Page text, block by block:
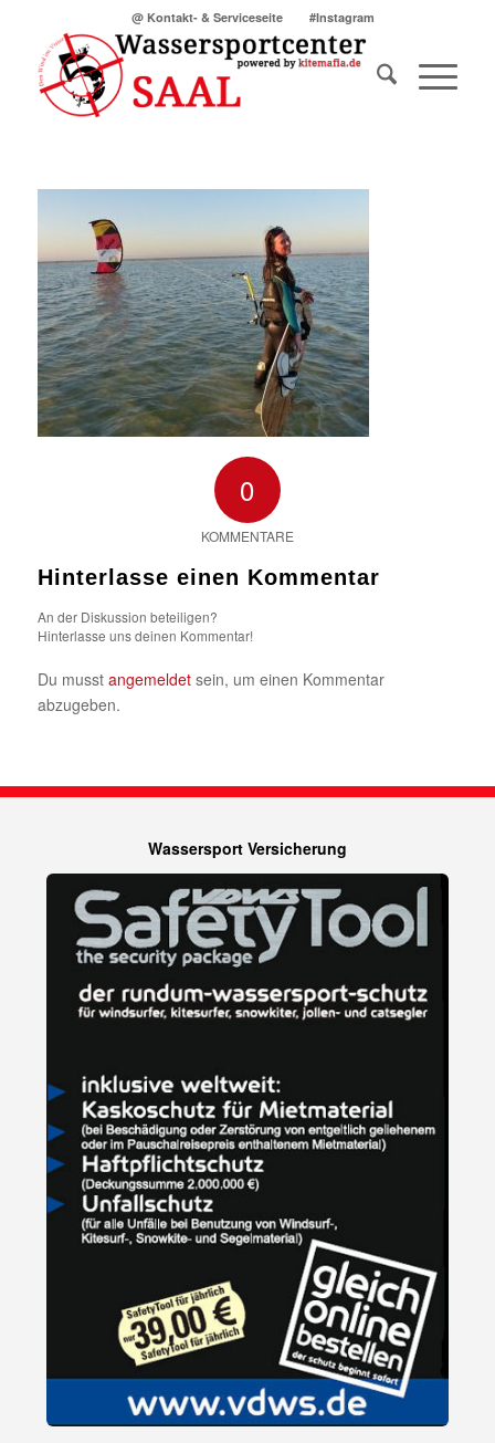
@ Kontakt- & Serviceseite #Instagram
0
KOMMENTARE
Hinterlasse einen Kommentar
An der Diskussion beteiligen?
Hinterlasse uns deinen Kommentar!
Du musst angemeldetsein, um einen Kommentar
abzugeben.
Wassersport Versicherung